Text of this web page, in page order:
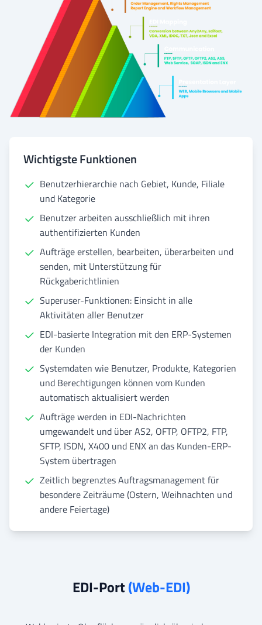
Wichtigste Funktionen
Benutzerhierarchie nach Gebiet, Kunde, Filiale
und Kategorie
Benutzer arbeiten ausschließlich mit ihren
authentifizierten Kunden
Aufträge erstellen, bearbeiten, überarbeiten und
senden, mit Unterstützung für
Rückgaberichtlinien
Superuser-Funktionen: Einsicht in alle
Aktivitäten aller Benutzer
EDI-basierte Integration mit den ERP-Systemen
der Kunden
Systemdaten wie Benutzer, Produkte, Kategorien
und Berechtigungen können vom Kunden
automatisch aktualisiert werden
Aufträge werden in EDI-Nachrichten
umgewandelt und über AS2, OFTP, OFTP2, FTP,
SFTP, ISDN, X400 und ENX an das Kunden-ERP-
System übertragen
Zeitlich begrenztes Auftragsmanagement für
besondere Zeiträume (Ostern, Weihnachten und
andere Feiertage)
EDI-Port(Web-EDI)